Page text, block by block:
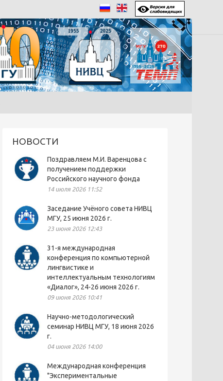
НОВОСТИ
Поздравляем М.И. Варенцова с
получением поддержки
Российского научного фонда
14 июля 2026 11:52
Заседание Учёного совета НИВЦ
МГУ, 25 июня 2026 г.
23 июня 2026 12:43
31-я международная
конференция по компьютерной
лингвистике и
интеллектуальным технологиям
«Диалог», 24-26 июня 2026 г.
09 июня 2026 10:41
Научно-методологический
семинар НИВЦ МГУ, 18 июня 2026
г.
04 июня 2026 14:00
Международная конференция
"Экспериментальные